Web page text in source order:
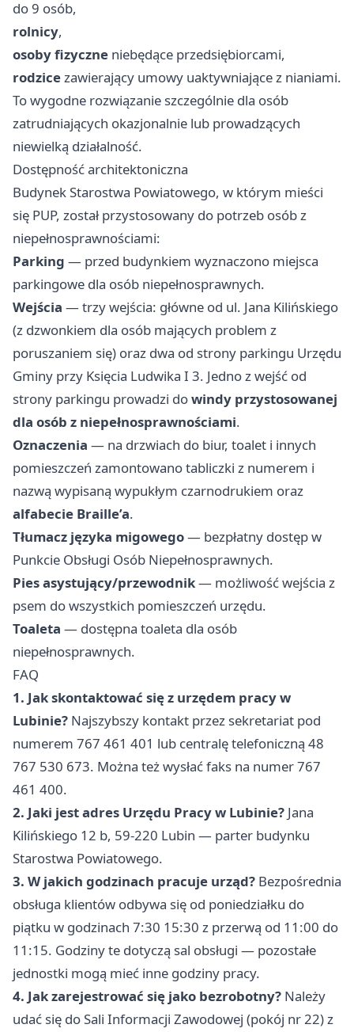
do 9 osób,
rolnicy,
osoby fizyczne niebędące przedsiębiorcami,
rodzicezawierający umowy uaktywniające z nianiami.
To wygodne rozwiązanie szczególnie dla osób
zatrudniających okazjonalnie lub prowadzących
niewielką działalność.
Dostępność architektoniczna
Budynek Starostwa Powiatowego, w którym mieści
się PUP, został przystosowany do potrzeb osób z
niepełnosprawnościami:
Parking — przed budynkiem wyznaczono miejsca
parkingowe dla osób niepełnosprawnych.
Wejścia — trzy wejścia: główne od ul. Jana Kilińskiego
(z dzwonkiem dla osób mających problem z
poruszaniem się) oraz dwa od strony parkingu Urzędu
Gminy przy Księcia Ludwika I 3. Jedno z wejść od
strony parkingu prowadzi dowindy przystosowanej
dla osób z niepełnosprawnościami.
Oznaczenia — na drzwiach do biur, toalet i innych
pomieszczeń zamontowano tabliczki z numerem i
nazwą wypisaną wypukłym czarnodrukiem oraz
alfabecie Braille’a.
Tłumacz języka migowego— bezpłatny dostęp w
Punkcie Obsługi Osób Niepełnosprawnych.
Pies asystujący/przewodnik— możliwość wejścia z
psem do wszystkich pomieszczeń urzędu.
Toaleta — dostępna toaleta dla osób
niepełnosprawnych.
FAQ
1. Jak skontaktować się z urzędem pracy w
Lubinie? Najszybszy kontakt przez sekretariat pod
numerem 767 461 401 lub centralę telefoniczną 48
767 530 673. Można też wysłać faks na numer 767
461 400.
2. Jaki jest adres Urzędu Pracy w Lubinie? Jana
Kilińskiego 12 b, 59-220 Lubin — parter budynku
Starostwa Powiatowego.
3. W jakich godzinach pracuje urząd? Bezpośrednia
obsługa klientów odbywa się od poniedziałku do
piątku w godzinach 7:30 15:30 z przerwą od 11:00 do
11:15. Godziny te dotyczą sal obsługi — pozostałe
jednostki mogą mieć inne godziny pracy.
4. Jak zarejestrować się jako bezrobotny? Należy
udać się do Sali Informacji Zawodowej (pokój nr 22) z